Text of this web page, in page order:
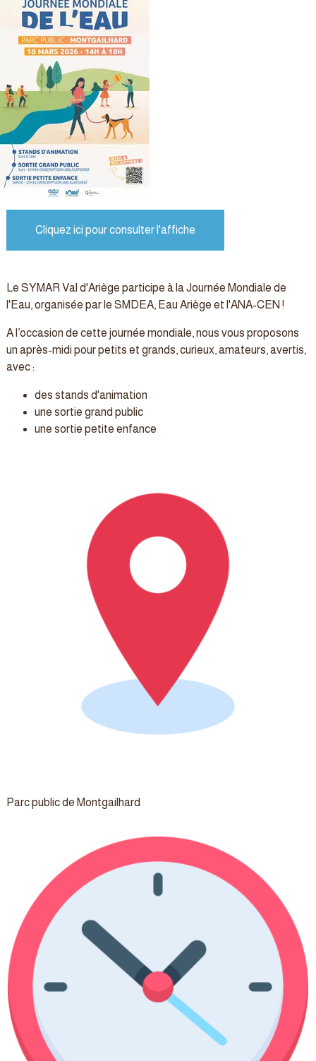
Cliquez ici pour consulter l'affiche
Le SYMAR Val d'Ariège participe à la Journée Mondiale de
l'Eau, organisée par le SMDEA, Eau Ariège et l'ANA-CEN !
A l’occasion de cette journée mondiale, nous vous proposons
un après-midi pour petits et grands, curieux, amateurs, avertis,
avec :
des stands d'animation
une sortie grand public
une sortie petite enfance
Parc public de Montgailhard